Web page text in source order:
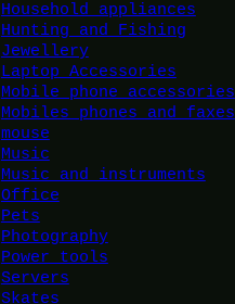
Household appliances
Hunting and Fishing
Jewellery
Laptop Accessories
Mobile phone accessories
Mobiles phones and faxes
mouse
Music
Music and instruments
Office
Pets
Photography
Power tools
Servers
Skates